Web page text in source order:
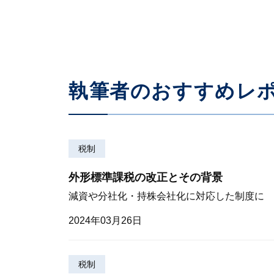
執筆者のおすすめレ
税制
外形標準課税の改正とその背景
減資や分社化・持株会社化に対応した制度に
2024年03月26日
税制